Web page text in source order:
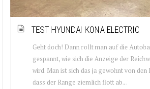
TEST HYUNDAI KONA ELECTRIC
Geht doch! Dann rollt man auf die
gespannt, wie sich die Anzeige der
wird. Man ist sich das ja gewohnt von
dass der Range ziemlich flott ab...